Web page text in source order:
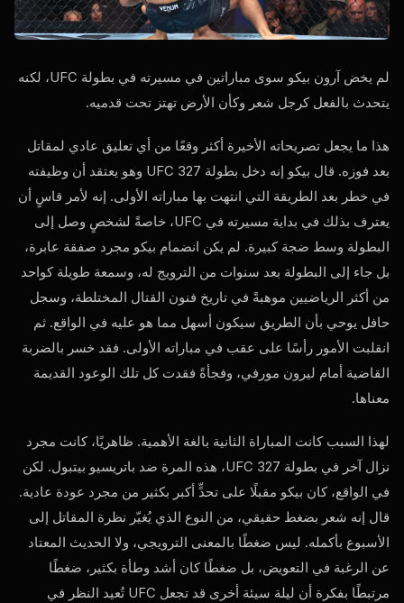
لم يخض آرون بيكو سوى مباراتين في مسيرته في بطولة UFC، لكنه
يتحدث بالفعل كرجل شعر وكأن الأرض تهتز تحت قدميه.
هذا ما يجعل تصريحاته الأخيرة أكثر وقعًا من أي تعليق عادي لمقاتل
بعد فوزه. قال بيكو إنه دخل بطولة UFC 327 وهو يعتقد أن وظيفته
في خطر بعد الطريقة التي انتهت بها مباراته الأولى. إنه لأمر قاسٍ أن
يعترف بذلك في بداية مسيرته في UFC، خاصةً لشخصٍ وصل إلى
البطولة وسط ضجة كبيرة. لم يكن انضمام بيكو مجرد صفقة عابرة،
بل جاء إلى البطولة بعد سنوات من الترويج له، وسمعة طويلة كواحد
من أكثر الرياضيين موهبةً في تاريخ فنون القتال المختلطة، وسجل
حافل يوحي بأن الطريق سيكون أسهل مما هو عليه في الواقع. ثم
انقلبت الأمور رأسًا على عقب في مباراته الأولى. فقد خسر بالضربة
القاضية أمام ليرون مورفي، وفجأةً فقدت كل تلك الوعود القديمة
معناها.
لهذا السبب كانت المباراة الثانية بالغة الأهمية. ظاهريًا، كانت مجرد
نزال آخر في بطولة UFC 327، هذه المرة ضد باتريسيو بيتبول. لكن
في الواقع، كان بيكو مقبلًا على تحدٍّ أكبر بكثير من مجرد عودة عادية.
قال إنه شعر بضغط حقيقي، من النوع الذي يُغيّر نظرة المقاتل إلى
الأسبوع بأكمله. ليس ضغطًا بالمعنى الترويجي، ولا الحديث المعتاد
عن الرغبة في التعويض، بل ضغطًا كان أشد وطأة بكثير، ضغطًا
مرتبطًا بفكرة أن ليلة سيئة أخرى قد تجعل UFC تُعيد النظر في